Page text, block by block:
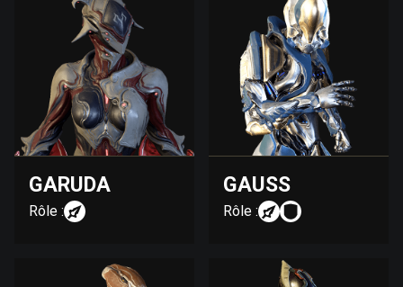
GARUDA
Rôle :
GAUSS
Rôle :